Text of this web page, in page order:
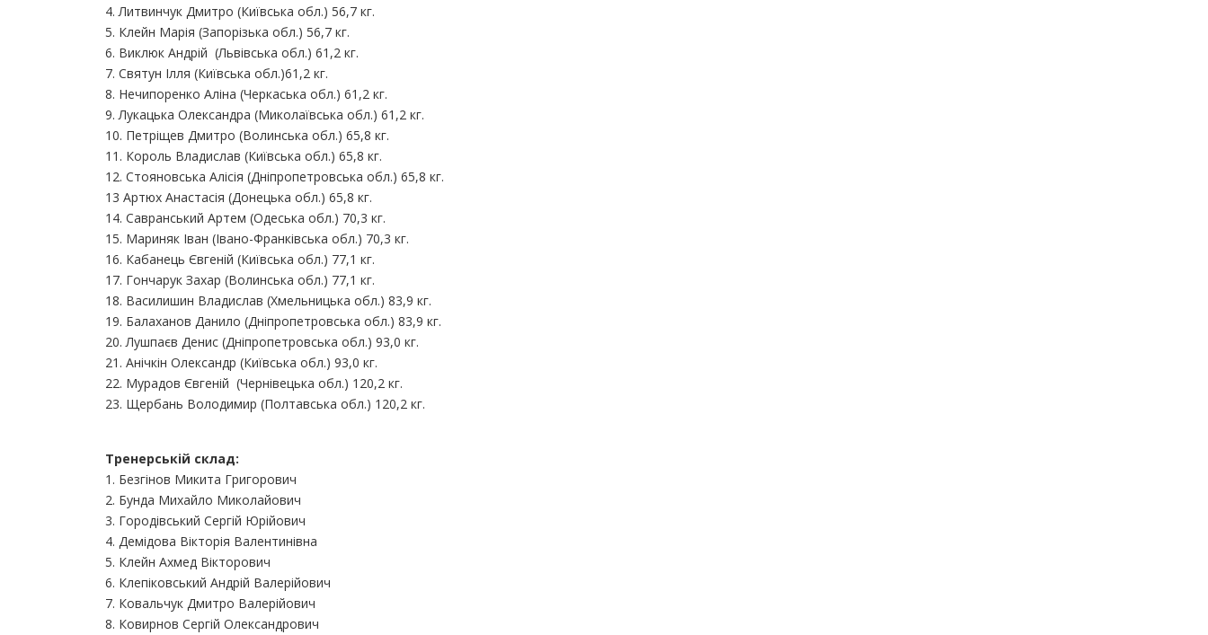
4. Литвинчук Дмитро (Київська обл.) 56,7 кг.
5. Клейн Марія (Запорізька обл.) 56,7 кг.
6. Виклюк Андрій (Львівська обл.) 61,2 кг.
7. Святун Ілля (Київська обл.)61,2 кг.
8. Нечипоренко Аліна (Черкаська обл.) 61,2 кг.
9. Лукацька Олександра (Миколаївська обл.) 61,2 кг.
10. Петріщев Дмитро (Волинська обл.) 65,8 кг.
11. Король Владислав (Київська обл.) 65,8 кг.
12. Стояновська Алісія (Дніпропетровська обл.) 65,8 кг.
13 Артюх Анастасія (Донецька обл.) 65,8 кг.
14. Савранський Артем (Одеська обл.) 70,3 кг.
15. Мариняк Іван (Івано-Франківська обл.) 70,3 кг.
16. Кабанець Євгеній (Київська обл.) 77,1 кг.
17. Гончарук Захар (Волинська обл.) 77,1 кг.
18. Василишин Владислав (Хмельницька обл.) 83,9 кг.
19. Балаханов Данило (Дніпропетровська обл.) 83,9 кг.
20. Лушпаєв Денис (Дніпропетровська обл.) 93,0 кг.
21. Анічкін Олександр (Київська обл.) 93,0 кг.
22. Мурадов Євгеній (Чернівецька обл.) 120,2 кг.
23. Щербань Володимир (Полтавська обл.) 120,2 кг.
Тренерській склад:
1. Безгінов Микита Григорович
2. Бунда Михайло Миколайович
3. Городівський Сергій Юрійович
4. Демідова Вікторія Валентинівна
5. Клейн Ахмед Вікторович
6. Клепіковський Андрій Валерійович
7. Ковальчук Дмитро Валерійович
8. Ковирнов Сергій Олександрович